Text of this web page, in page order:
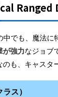
Ranged
でも、魔法に
が強力なジョブ
も、キャスタ
ス）